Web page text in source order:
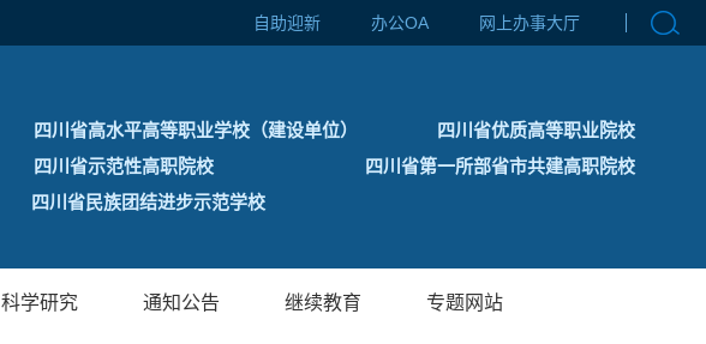
自助迎新 办公OA 网上办事大厅
四川省高水平高等职业学校（建设单位）
四川省优质高等职业院校
四川省示范性高职院校
四川省第一所部省市共建高职院校
四川省民族团结进步示范学校
科学研究 通知公告 继续教育 专题网站